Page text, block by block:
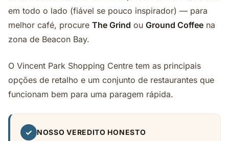
em todo o lado (fiável se pouco inspirador) — para
melhor café, procure The Grind ou Ground Coffee na
zona de Beacon Bay.
O Vincent Park Shopping Centre tem as principais
opções de retalho e um conjunto de restaurantes que
funcionam bem para uma paragem rápida.
✓ NOSSO VEREDITO HONESTO